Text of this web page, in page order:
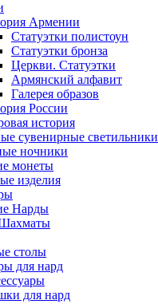
Армении
Статуэтки полистоун
Статуэтки бронза
Церкви. Статуэтки
Армянский алфавит
Галерея образов
России
история
сувенирные светильники
ночники
монеты
изделия
Нарды
столы
для нард
для нард